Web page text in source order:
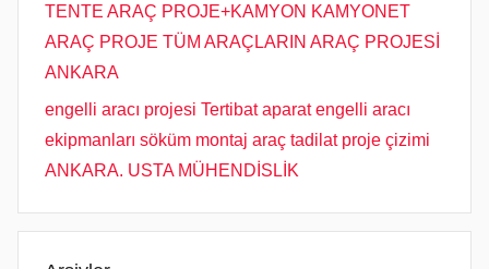
TENTE ARAÇ PROJE+KAMYON KAMYONET
ARAÇ PROJE TÜM ARAÇLARIN ARAÇ PROJESİ
ANKARA
engelli aracı projesi Tertibat aparat engelli aracı
ekipmanları söküm montaj araç tadilat proje çizimi
ANKARA. USTA MÜHENDİSLİK